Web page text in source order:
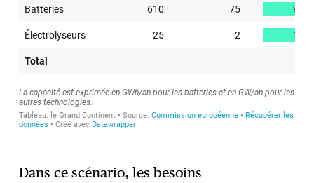
Dans ce scénario, les besoins